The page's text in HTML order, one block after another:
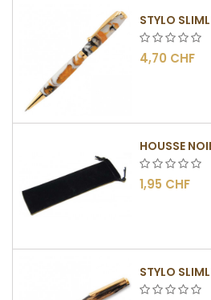
STYLO
4,70 CHF
HOUSSE
1,95 CHF